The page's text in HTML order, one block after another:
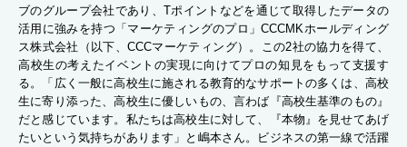
ブのグループ会社であり、Tポイントなどを通じて取得したデータの
活用に強みを持つ「マーケティングのプロ」CCCMKホールディング
ス株式会社（以下、CCCマーケティング）。この2社の協力を得て、
高校生の考えたイベントの実現に向けてプロの知見をもって支援す
る。「広く一般に高校生に施される教育的なサポートの多くは、高校
生に寄り添った、高校生に優しいもの、言わば『高校生基準のもの』
だと感じています。私たちは高校生に対して、『本物』を見せてあげ
たいという気持ちがあります」と嶋本さん。ビジネスの第一線で活躍